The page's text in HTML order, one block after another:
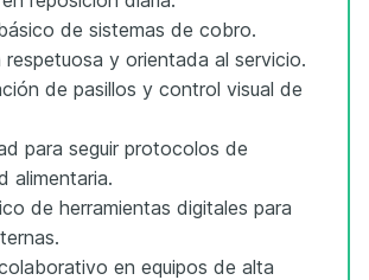
de sistemas de cobro.
respetuosa y orientada al servicio.
de pasillos y control visual de
para seguir protocolos de
alimentaria.
de herramientas digitales para
en equipos de alta